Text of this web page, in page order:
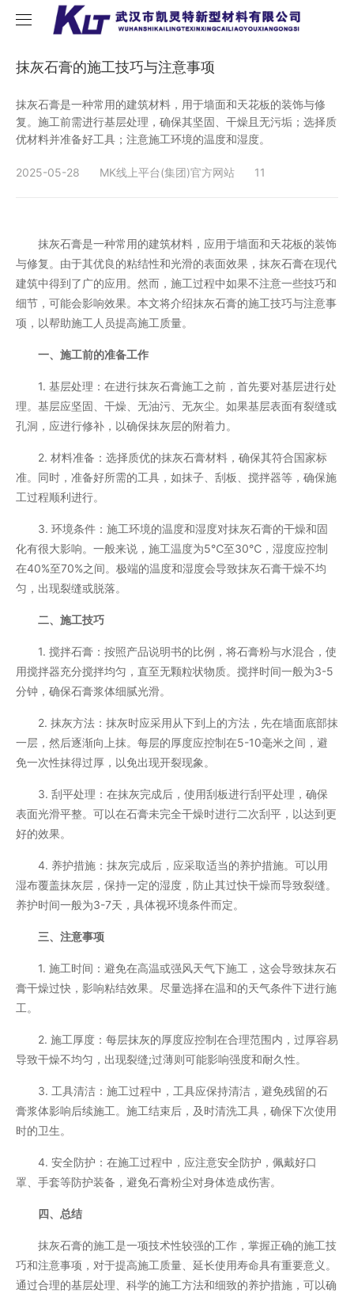
首页
关于我们
产品中心
树干涂白剂
行业新闻
MK线上平台(集团)官方网站
抹灰石膏的施工技巧与注意事项
抹灰石膏是一种常用的建筑材料，用于墙面和天花板的装饰与修
复。施工前需进行基层处理，确保其坚固、干燥且无污垢；选择质
优材料并准备好工具；注意施工环境的温度和湿度。
2025-05-28 MK线上平台(集团)官方网站 11
抹灰石膏是一种常用的建筑材料，应用于墙面和天花板的装饰
与修复。由于其优良的粘结性和光滑的表面效果，抹灰石膏在现代
建筑中得到了广的应用。然而，施工过程中如果不注意一些技巧和
细节，可能会影响效果。本文将介绍抹灰石膏的施工技巧与注意事
项，以帮助施工人员提高施工质量。
一、施工前的准备工作
1. 基层处理：在进行抹灰石膏施工之前，首先要对基层进行处
理。基层应坚固、干燥、无油污、无灰尘。如果基层表面有裂缝或
孔洞，应进行修补，以确保抹灰层的附着力。
2. 材料准备：选择质优的抹灰石膏材料，确保其符合国家标
准。同时，准备好所需的工具，如抹子、刮板、搅拌器等，确保施
工过程顺利进行。
3. 环境条件：施工环境的温度和湿度对抹灰石膏的干燥和固
化有很大影响。一般来说，施工温度为5℃至30℃，湿度应控制
在40%至70%之间。极端的温度和湿度会导致抹灰石膏干燥不均
匀，出现裂缝或脱落。
二、施工技巧
1. 搅拌石膏：按照产品说明书的比例，将石膏粉与水混合，使
用搅拌器充分搅拌均匀，直至无颗粒状物质。搅拌时间一般为3-5
分钟，确保石膏浆体细腻光滑。
2. 抹灰方法：抹灰时应采用从下到上的方法，先在墙面底部抹
一层，然后逐渐向上抹。每层的厚度应控制在5-10毫米之间，避
免一次性抹得过厚，以免出现开裂现象。
3. 刮平处理：在抹灰完成后，使用刮板进行刮平处理，确保
表面光滑平整。可以在石膏未完全干燥时进行二次刮平，以达到更
好的效果。
4. 养护措施：抹灰完成后，应采取适当的养护措施。可以用
湿布覆盖抹灰层，保持一定的湿度，防止其过快干燥而导致裂缝。
养护时间一般为3-7天，具体视环境条件而定。
三、注意事项
1. 施工时间：避免在高温或强风天气下施工，这会导致抹灰石
膏干燥过快，影响粘结效果。尽量选择在温和的天气条件下进行施
工。
2. 施工厚度：每层抹灰的厚度应控制在合理范围内，过厚容易
导致干燥不均匀，出现裂缝;过薄则可能影响强度和耐久性。
3. 工具清洁：施工过程中，工具应保持清洁，避免残留的石
膏浆体影响后续施工。施工结束后，及时清洗工具，确保下次使用
时的卫生。
4. 安全防护：在施工过程中，应注意安全防护，佩戴好口
罩、手套等防护装备，避免石膏粉尘对身体造成伤害。
四、总结
抹灰石膏的施工是一项技术性较强的工作，掌握正确的施工技
巧和注意事项，对于提高施工质量、延长使用寿命具有重要意义。
通过合理的基层处理、科学的施工方法和细致的养护措施，可以确